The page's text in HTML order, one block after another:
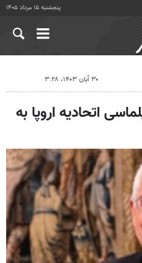
پنجشنبه ۱۵ مرداد ۱۴۰۵
۳۰ آبان ۱۴۰۳، ۳:۲۸
اتحادیه اروپا به